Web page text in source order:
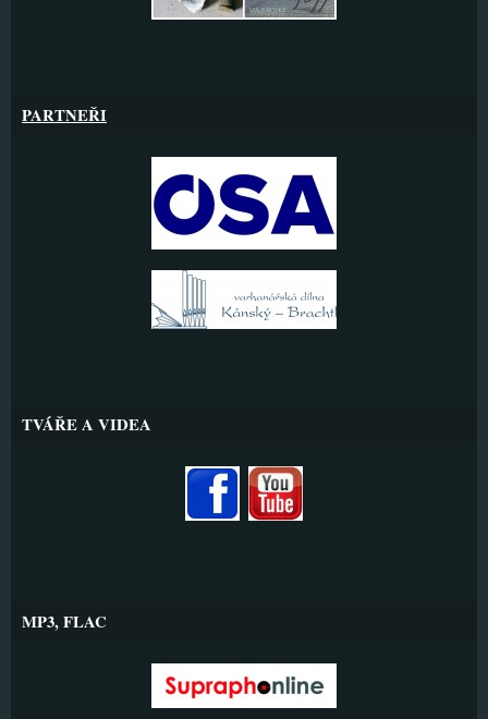
PARTNEŘI
TVÁŘE A VIDEA
MP3, FLAC